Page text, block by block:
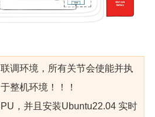
调环境，所有关节会使能并执
整机环境！！！
，并且安装Ubuntu22.04 实时